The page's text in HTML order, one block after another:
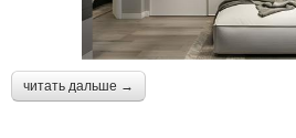
читать дальше →